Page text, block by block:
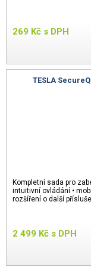
269 Kč s DPH
TESLA
Kompletní sada pro
intuitivní ovládání •
rozšíření o další
2 499 Kč s DPH